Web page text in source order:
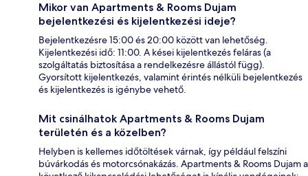
Mikor van Apartments & Rooms Dujam
bejelentkezési és kijelentkezési ideje?
Bejelentkezésre 15:00 és 20:00 között van lehetőség.
Kijelentkezési idő: 11:00. A kései kijelentkezés feláras (a
szolgáltatás biztosítása a rendelkezésre állástól függ).
Gyorsított kijelentkezés, valamint érintés nélküli bejelentkezés
és kijelentkezés is igénybe vehető.
Mit csinálhatok Apartments & Rooms Dujam
területén és a közelben?
Helyben is kellemes időtöltések várnak, így például felszíni
búvárkodás és motorcsónakázás. Apartments & Rooms Dujam a